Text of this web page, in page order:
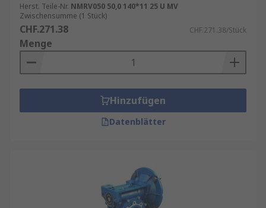
Herst. Teile-Nr. NMRV050 50,0 140*11 25 U MV
Zwischensumme (1 Stück)
CHF.271.38 CHF.271.38/Stück
Menge
Hinzufügen
Datenblätter